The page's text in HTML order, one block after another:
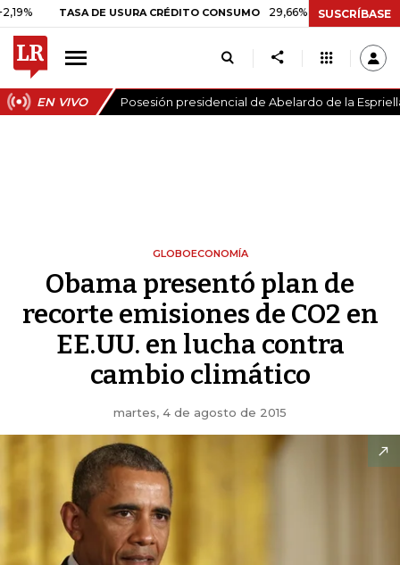
TASA DE USURA CRÉDITO CONSUMO 29,66% +0,87% +3,02%
SUSCRÍBASE
EN VIVO Posesión presidencial de Abelardo de la
GLOBOECONOMÍA
Obama presentó plan de
recorte emisiones de CO2 en
EE.UU. en lucha contra
cambio climático
martes, 4 de agosto de 2015